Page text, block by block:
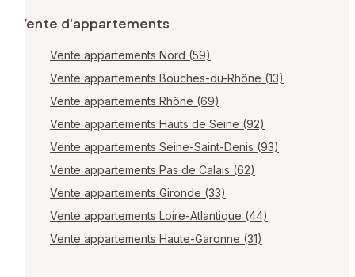
Vente d'appartements
Vente appartements Nord (59)
Vente appartements Bouches-du-Rhône (13)
Vente appartements Rhône (69)
Vente appartements Hauts de Seine (92)
Vente appartements Seine-Saint-Denis (93)
Vente appartements Pas de Calais (62)
Vente appartements Gironde (33)
Vente appartements Loire-Atlantique (44)
Vente appartements Haute-Garonne (31)